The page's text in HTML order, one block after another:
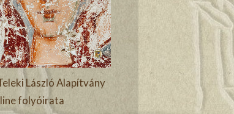
László Alapítvány
folyóirata